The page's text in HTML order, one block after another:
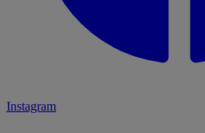
Instagram